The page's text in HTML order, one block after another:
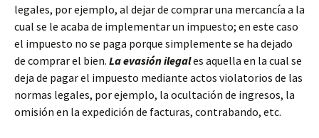
legales, por ejemplo, al dejar de comprar una mercancía a la
cual se le acaba de implementar un impuesto; en este caso
el impuesto no se paga porque simplemente se ha dejado
de comprar el bien. La evasión ilegales aquella en la cual se
deja de pagar el impuesto mediante actos violatorios de las
normas legales, por ejemplo, la ocultación de ingresos, la
omisión en la expedición de facturas, contrabando, etc.